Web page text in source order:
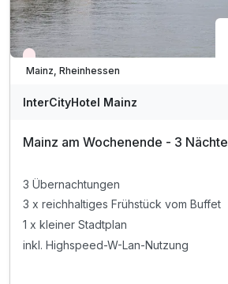
Wieder frei ab Oktober
Mainz, Rheinhessen
InterCityHotel Mainz
Mainz am Wochenende - 3 Nächte
3 Übernachtungen
3 x reichhaltiges Frühstück vom Buffet
1 x kleiner Stadtplan
inkl. Highspeed-W-Lan-Nutzung